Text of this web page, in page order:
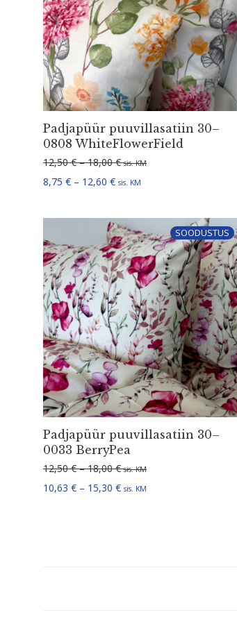
Padjapüür puuvil­la­satiin 30–
0808 WhiteFlowerField
12,50€ – 18,00€Hinnavahemik: 12,50 €
sis. KM
8,75 € – 12,60 €Hinnavahemik: 8,75 € kuni
sis. KM
SOODUSTUS
Padjapüür puuvil­la­satiin 30–
0033 BerryPea
12,50€ – 18,00€Hinnavahemik: 12,50 €
sis. KM
10,63 € – 15,30 €Hinnavahemik: 10,63 €
sis. KM